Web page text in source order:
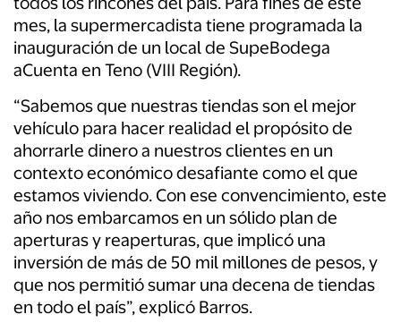
mes, la supermercadista tiene programada la
inauguración de un local de SupeBodega
aCuenta en Teno (VIII Región).
“Sabemos que nuestras tiendas son el mejor
vehículo para hacer realidad el propósito de
ahorrarle dinero a nuestros clientes en un
contexto económico desafiante como el que
estamos viviendo. Con ese convencimiento, este
año nos embarcamos en un sólido plan de
aperturas y reaperturas, que implicó una
inversión de más de 50 mil millones de pesos, y
que nos permitió sumar una decena de tiendas
en todo el país”, explicó Barros.